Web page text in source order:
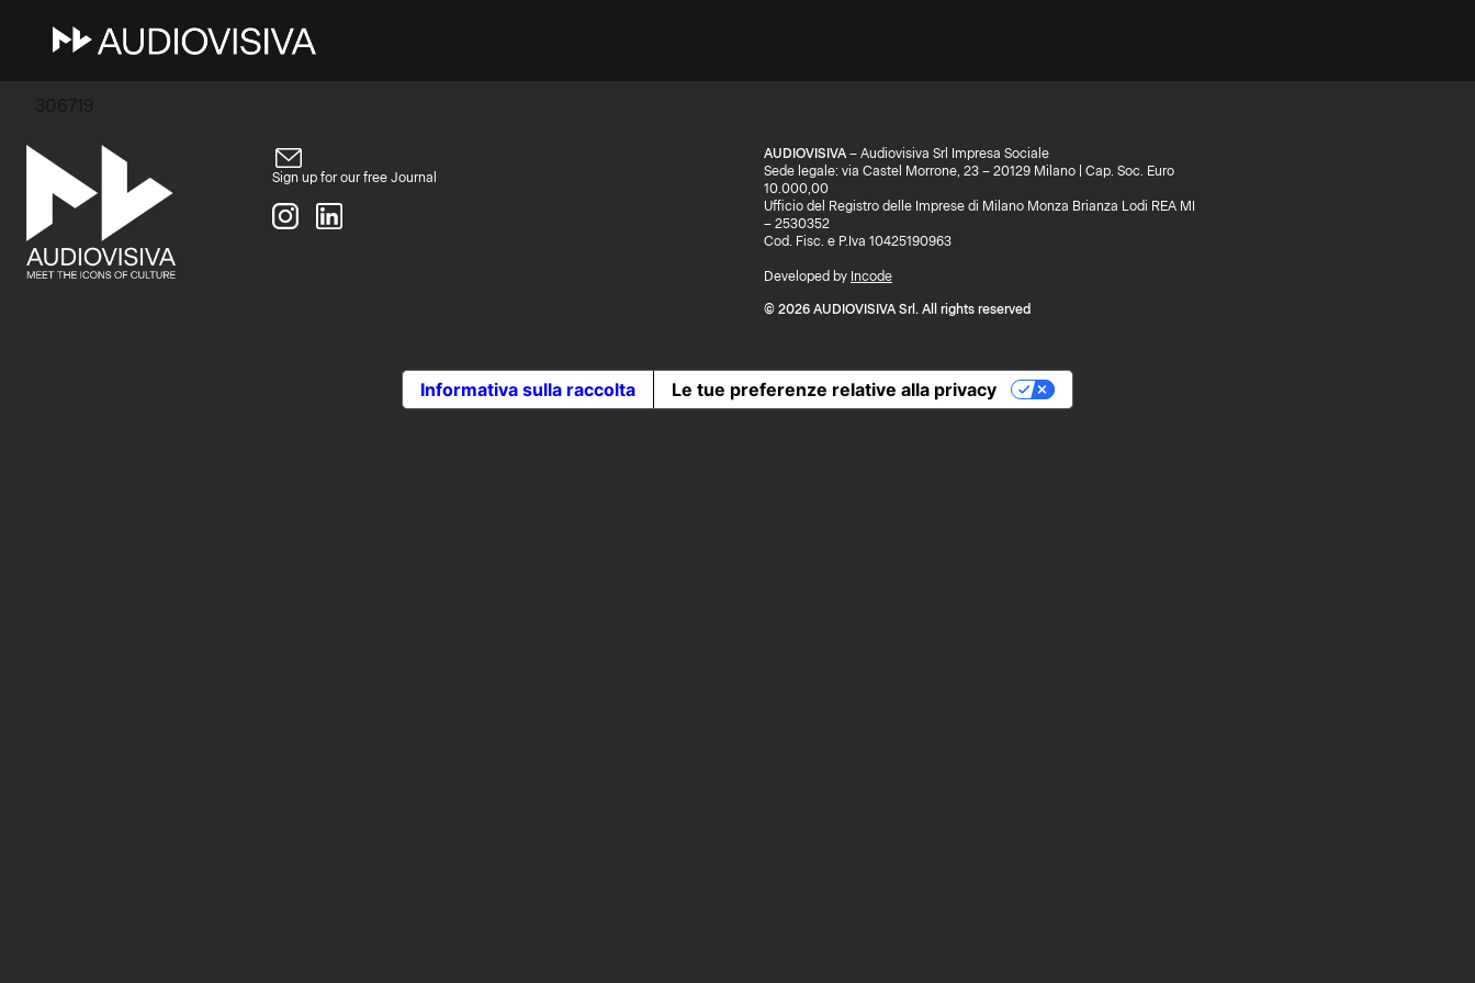
pabloutn13@gmail.com
Sign up for our free Journal
AUDIOVISIVA – Audiovisiva Srl Impresa Sociale
Sede legale: via Castel Morrone, 23 – 20129 Milano | Cap. Soc. Euro
10.000,00
Ufficio del Registro delle Imprese di Milano Monza Brianza Lodi REA MI
– 2530352
Cod. Fisc. e P.Iva 10425190963
Developed by Incode
© 2026 AUDIOVISIVA Srl. All rights reserved
Informativa sulla raccolta Le tue preferenze relative alla privacy